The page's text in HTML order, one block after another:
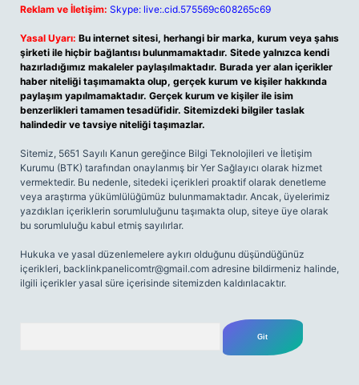
Reklam ve İletişim: Skype: live:.cid.575569c608265c69
Yasal Uyarı: Bu internet sitesi, herhangi bir marka, kurum veya şahıs
şirketi ile hiçbir bağlantısı bulunmamaktadır. Sitede yalnızca kendi
hazırladığımız makaleler paylaşılmaktadır. Burada yer alan içerikler
haber niteliği taşımamakta olup, gerçek kurum ve kişiler hakkında
paylaşım yapılmamaktadır. Gerçek kurum ve kişiler ile isim
benzerlikleri tamamen tesadüfidir. Sitemizdeki bilgiler taslak
halindedir ve tavsiye niteliği taşımazlar.
Sitemiz, 5651 Sayılı Kanun gereğince Bilgi Teknolojileri ve İletişim
Kurumu (BTK) tarafından onaylanmış bir Yer Sağlayıcı olarak hizmet
vermektedir. Bu nedenle, sitedeki içerikleri proaktif olarak denetleme
veya araştırma yükümlülüğümüz bulunmamaktadır. Ancak, üyelerimiz
yazdıkları içeriklerin sorumluluğunu taşımakta olup, siteye üye olarak
bu sorumluluğu kabul etmiş sayılırlar.
Hukuka ve yasal düzenlemelere aykırı olduğunu düşündüğünüz
içerikleri, backlinkpanelicomtr@gmail.com adresine bildirmeniz halinde,
ilgili içerikler yasal süre içerisinde sitemizden kaldırılacaktır.